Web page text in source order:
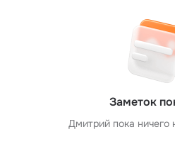
Заметок
Дмитрий пока ничего